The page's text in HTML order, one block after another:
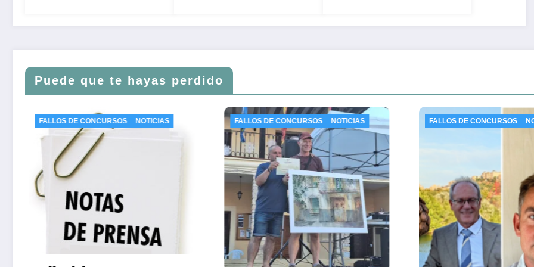
Puede que te hayas perdido
NOTICIAS FALLOS DE CONCURSOS NOTICIAS FALLOS DE CONCURSOS NOTICIAS